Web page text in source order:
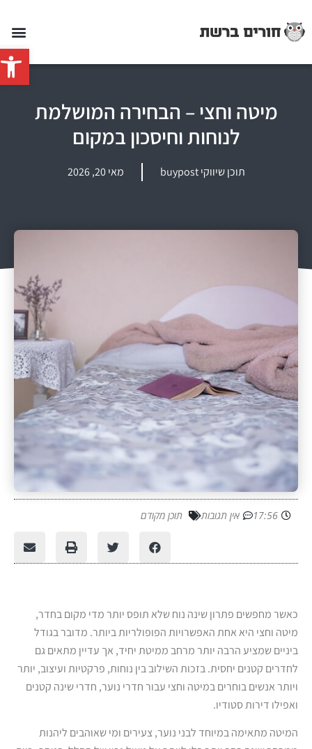
פתח
מיטה וחצי – הבחירה המושלמת
לנוחות וחיסכון במקום
תוכן שיווקי buypost מאי 20, 2026
17:56 אין תגובות תוכן מקודם
כאשר מחפשים פתרון שינה נוח שלא תופס יותר מדי מקום בחדר,
מיטה וחצי היא אחת האפשרויות הפופולריות ביותר. מדובר בגודל
ביניים שמציע הרבה יותר מרחב ממיטת יחיד, אך עדיין מתאים גם
לחדרים קטנים יחסית. בזכות השילוב בין נוחות, פרקטיות ועיצוב, יותר
ויותר אנשים בוחרים במיטה וחצי עבור חדרי נוער, חדרי שינה קטנים
ואפילו דירות סטודיו.
המיטה מתאימה במיוחד לבני נוער, צעירים ומי שאוהבים ליהנות